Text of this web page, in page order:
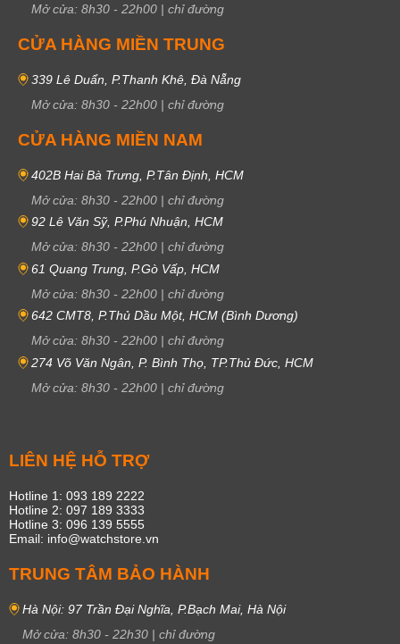
Mở cửa: 8h30 - 22h00 | chỉ đường
CỬA HÀNG MIỀN TRUNG
339 Lê Duẩn, P.Thanh Khê, Đà Nẵng
Mở cửa: 8h30 - 22h00 | chỉ đường
CỬA HÀNG MIỀN NAM
402B Hai Bà Trưng, P.Tân Định, HCM
Mở cửa: 8h30 - 22h00 | chỉ đường
92 Lê Văn Sỹ, P.Phú Nhuận, HCM
Mở cửa: 8h30 - 22h00 | chỉ đường
61 Quang Trung, P.Gò Vấp, HCM
Mở cửa: 8h30 - 22h00 | chỉ đường
642 CMT8, P.Thủ Dầu Một, HCM (Bình Dương)
Mở cửa: 8h30 - 22h00 | chỉ đường
274 Võ Văn Ngân, P. Bình Thọ, TP.Thủ Đức, HCM
Mở cửa: 8h30 - 22h00 | chỉ đường
LIÊN HỆ HỖ TRỢ
Hotline 1: 093 189 2222
Hotline 2: 097 189 3333
Hotline 3: 096 139 5555
Email: info@watchstore.vn
TRUNG TÂM BẢO HÀNH
Hà Nội: 97 Trần Đại Nghĩa, P.Bạch Mai, Hà Nội
Mở cửa: 8h30 - 22h30 | chỉ đường